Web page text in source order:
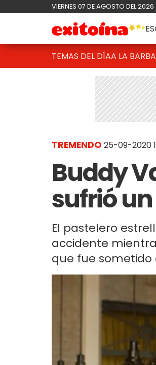
VIERNES 07 DE AGOSTO DEL 2026
TEMAS DEL DÍAA LA
TREMENDO 25-09-2020
Buddy
sufrió
El pastelero
accidente
que fue sometido